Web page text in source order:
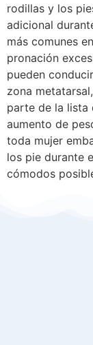
rodillas y los
adicional
más comunes
pronación
pueden
zona
parte de la lista
aumento de
toda mujer
los pie durante
cómodos